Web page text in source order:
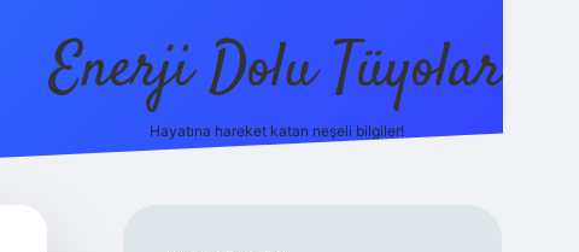
Enerji Dolu Tüyolar
Hayatına hareket katan neşeli bilgiler!